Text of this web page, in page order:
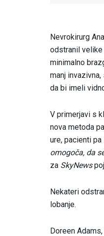
Nevrokirurg
odstranil velike
minimalno
manj
da bi imeli
V primerjavi s
nova metoda
ure, pacienti
omogoča, da
za SkyNews
Nekateri
lobanje.
Doreen